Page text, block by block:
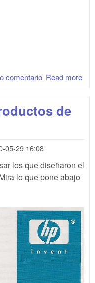
Read more
comentario
de
05-29 16:08
los que diseñaron el
lo que pone abajo